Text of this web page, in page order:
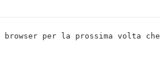
per la prossima volta che